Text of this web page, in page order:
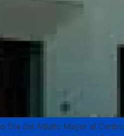
Día del Adulto Mayor el